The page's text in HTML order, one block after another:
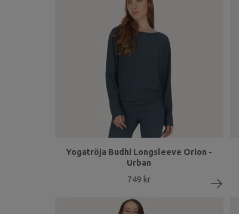
Yogatröja Budhi Longsleeve Orion -
Urban
749 kr